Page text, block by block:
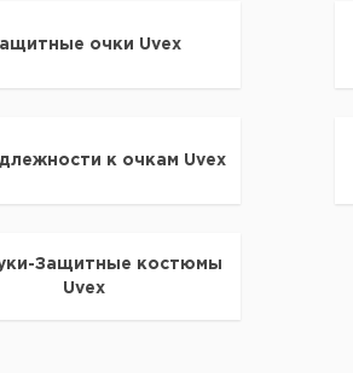
очки Uvex
к очкам Uvex
Защитные костюмы
Uvex